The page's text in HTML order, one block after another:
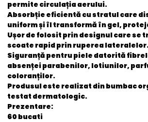
permite circulația aerului.
Absorbție eficientă cu stratul care
uniform și îl transformă în gel,
Ușor de folosit prin designul care se
scoate rapid prin ruperea
Siguranță pentru piele datorită
absenței parabenilor, lotiunilor,
coloranților.
Produsul este realizat din bumbac
testat dermatologic.
Prezentare:
60 bucati